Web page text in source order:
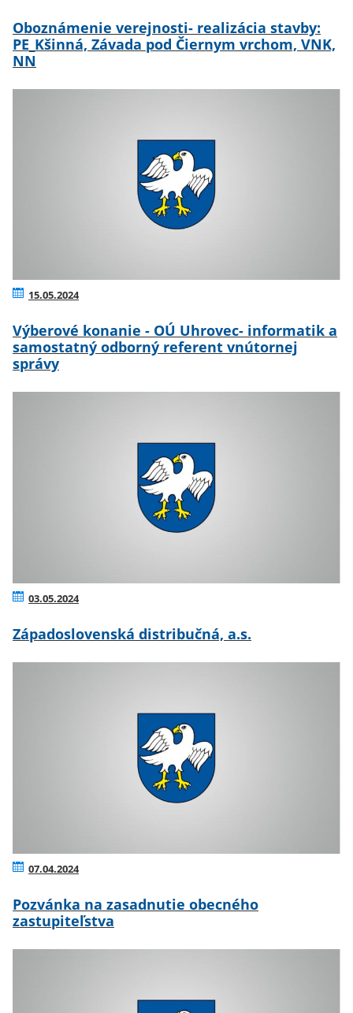
Oboznámenie verejnosti- realizácia stavby:
PE_Kšinná, Závada pod Čiernym vrchom, VNK,
NN
15.05.2024
Výberové konanie - OÚ Uhrovec- informatik a
samostatný odborný referent vnútornej
správy
03.05.2024
Západoslovenská distribučná, a.s.
07.04.2024
Pozvánka na zasadnutie obecného
zastupiteľstva